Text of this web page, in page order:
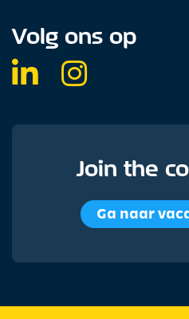
Volg ons op
Join the
Ga naar